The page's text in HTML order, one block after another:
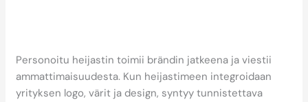
Personoitu heijastin toimii brändin jatkeena ja viestii
ammattimaisuudesta. Kun heijastimeen integroidaan
yrityksen logo, värit ja design, syntyy tunnistettava